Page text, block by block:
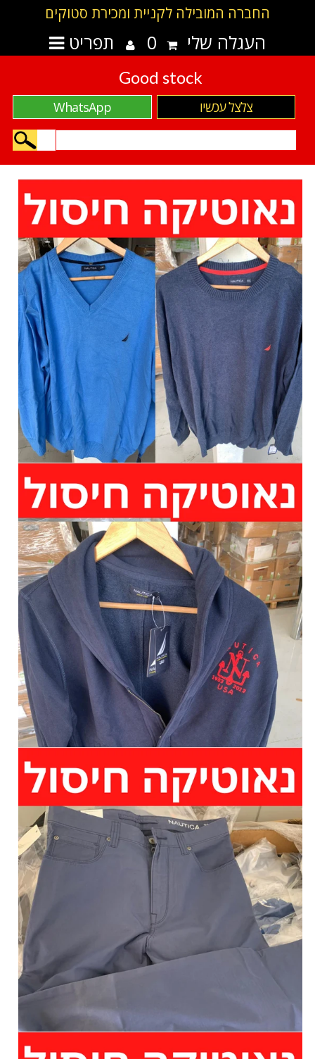
החברה המובילה לקניית ומכירת סטוקים
תפריט העגלה שלי 0
Good stock
WhatsApp צלצל עכשיו